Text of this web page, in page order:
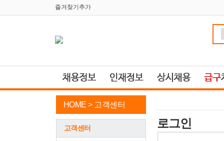
즐겨찾기추가
HOME > 고객센터
고객센터 로그인